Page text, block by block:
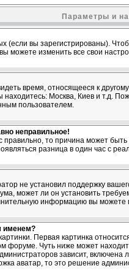
Параметры и
(если вы зарегистрированы).
можете изменить все свои
время, относящееся к
находитесь: Москва, Киев и т.д.
пользователем.
неправильное!
правильно, то причина может
разница в один час с
не установил поддержку
может ли он установить
информацию вы можете
именем?
Первая картинка
форуме. Чуть ниже может
зависит,
аватар, то это решение